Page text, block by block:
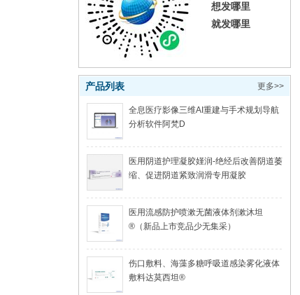
想发哪里
就发哪里
更多>>
产品列表
全息医疗影像三维AI重建与手术规划导航
分析软件阿梵D
医用阴道护理凝胶嫤润-绝经后改善阴道萎
缩、促进阴道紧致润滑专用凝胶
医用流感防护喷漱无菌液体剂漱沐坦
®（新品上市竞品少无集采）
伤口敷料、海藻多糖呼吸道感染雾化液体
敷料达莫西坦®